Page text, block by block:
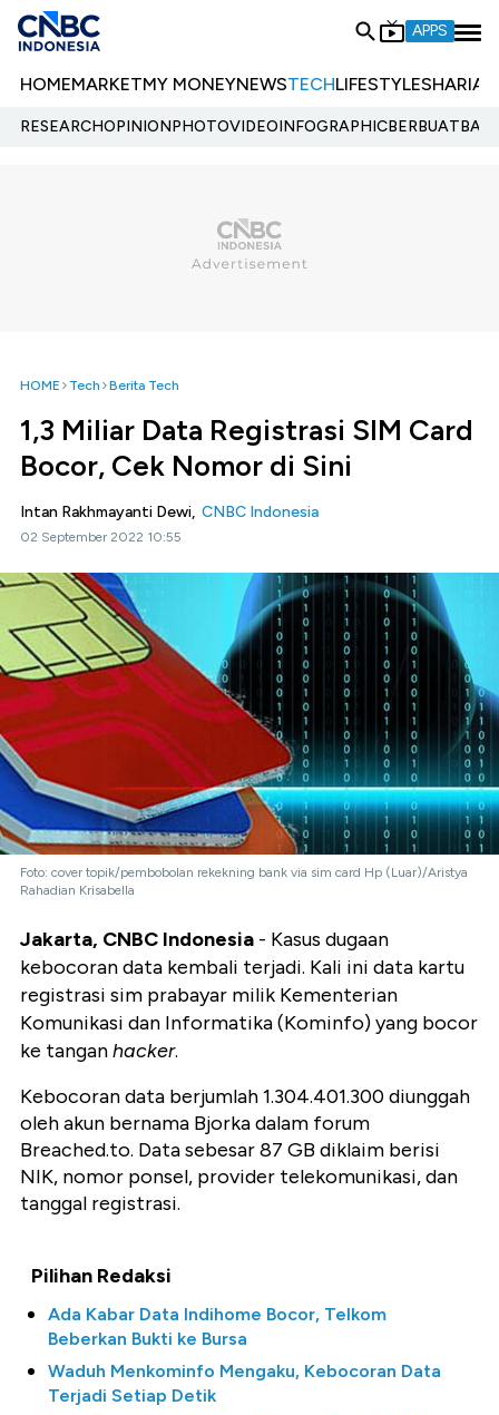
APPS
HOMEMARKETMY MONEYNEWSTECHLIFESTYLESHARIA
RESEARCHOPINIONPHOTOVIDEOINFOGRAPHIC
HOME Tech Berita Tech
1,3 Miliar Data Registrasi SIM Card
Bocor, Cek Nomor di Sini
Intan Rakhmayanti Dewi, CNBC Indonesia
02 September 2022 10:55
Foto: cover topik/pembobolan rekekning bank via sim card Hp (Luar)/Aristya
Rahadian Krisabella
Jakarta, CNBC Indonesia - Kasus dugaan
kebocoran data kembali terjadi. Kali ini data kartu
registrasi sim prabayar milik Kementerian
Komunikasi dan Informatika (Kominfo) yang bocor
ke tanganhacker.
Kebocoran data berjumlah 1.304.401.300 diunggah
oleh akun bernama Bjorka dalam forum
Breached.to. Data sebesar 87 GB diklaim berisi
NIK, nomor ponsel, provider telekomunikasi, dan
tanggal registrasi.
Pilihan Redaksi
Ada Kabar Data Indihome Bocor, Telkom
Beberkan Bukti ke Bursa
Waduh Menkominfo Mengaku, Kebocoran Data
Terjadi Setiap Detik